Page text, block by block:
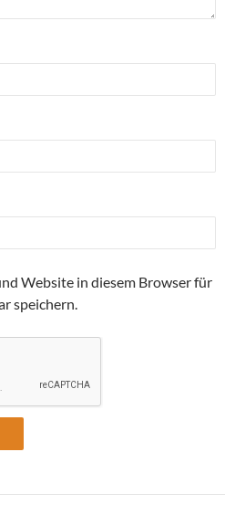
Website in diesem Browser für
speichern.